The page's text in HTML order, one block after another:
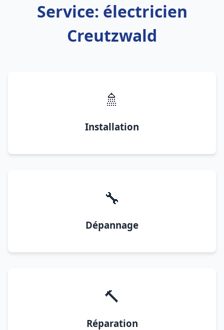
Service: électricien
Creutzwald
🚿
Installation
🔧
Dépannage
🔨
Réparation